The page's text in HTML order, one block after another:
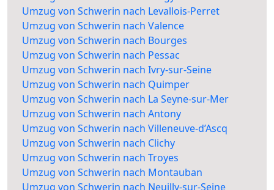
Umzug von Schwerin nach Levallois-Perret
Umzug von Schwerin nach Valence
Umzug von Schwerin nach Bourges
Umzug von Schwerin nach Pessac
Umzug von Schwerin nach Ivry-sur-Seine
Umzug von Schwerin nach Quimper
Umzug von Schwerin nach La Seyne-sur-Mer
Umzug von Schwerin nach Antony
Umzug von Schwerin nach Villeneuve-d’Ascq
Umzug von Schwerin nach Clichy
Umzug von Schwerin nach Troyes
Umzug von Schwerin nach Montauban
Umzug von Schwerin nach Neuilly-sur-Seine